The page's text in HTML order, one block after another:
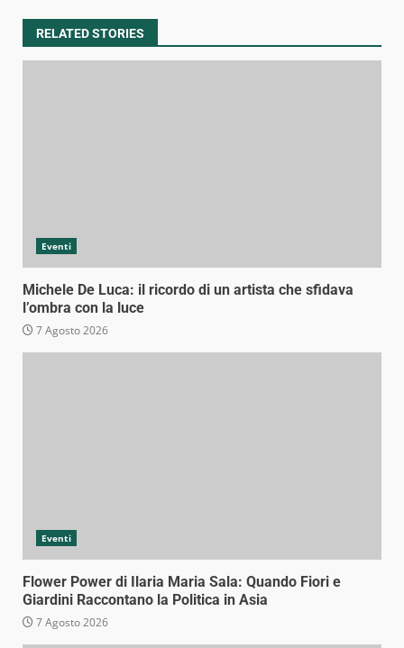
RELATED STORIES
Eventi
Michele De Luca: il ricordo di un artista che sfidava
l’ombra con la luce
7 Agosto 2026
Eventi
Flower Power di Ilaria Maria Sala: Quando Fiori e
Giardini Raccontano la Politica in Asia
7 Agosto 2026